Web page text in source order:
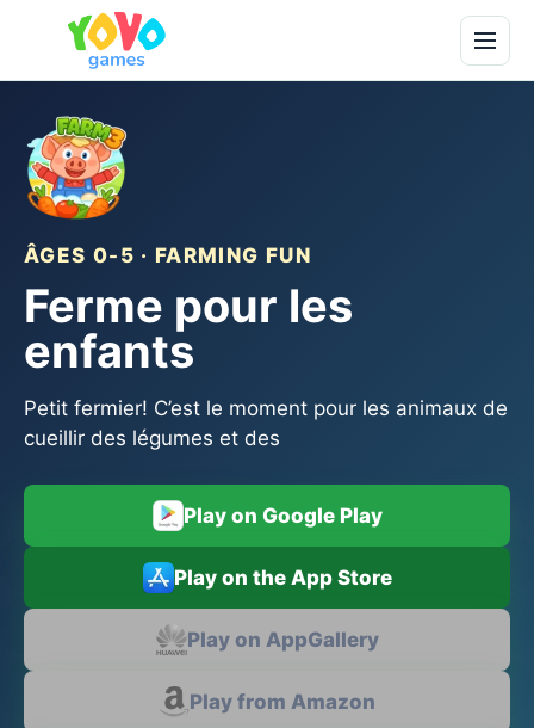
ÂGES 0-5 · FARMING FUN
Ferme pour les
enfants
Petit fermier! C’est le moment pour les animaux de
cueillir des légumes et des
Play on Google Play
Play on the App Store
Play on AppGallery
Play from Amazon